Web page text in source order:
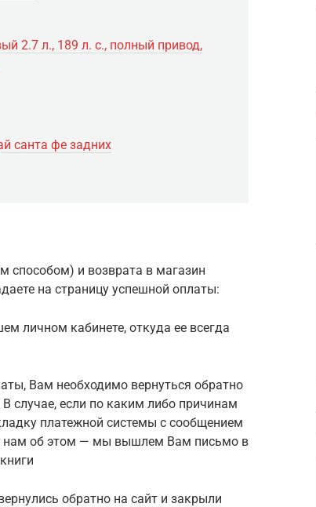
2.7 л., 189 л. с., полный привод,
санта фе задних
способом) и возврата в магазин
на страницу успешной оплаты:
личном кабинете, откуда ее всегда
Вам необходимо вернуться обратно
случае, если по каким либо причинам
платежной системы с сообщением
нам об этом — мы вышлем Вам письмо в
обратно на сайт и закрыли